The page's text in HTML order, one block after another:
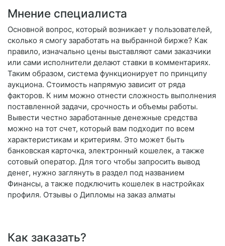
Мнение специалиста
Основной вопрос, который возникает у пользователей,
сколько я смогу заработать на выбранной бирже? Как
правило, изначально цены выставляют сами заказчики
или сами исполнители делают ставки в комментариях.
Таким образом, система функционирует по принципу
аукциона. Стоимость напрямую зависит от ряда
факторов. К ним можно отнести сложность выполнения
поставленной задачи, срочность и объемы работы.
Вывести честно заработанные денежные средства
можно на тот счет, который вам подходит по всем
характеристикам и критериям. Это может быть
банковская карточка, электронный кошелек, а также
сотовый оператор. Для того чтобы запросить вывод
денег, нужно заглянуть в раздел под названием
Финансы, а также подключить кошелек в настройках
профиля. Отзывы о Дипломы на заказ алматы
Как заказать?